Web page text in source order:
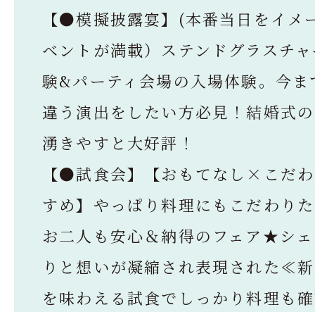
【●模擬披露宴】(本番当日をイメ
ベントが満載）ステンドグラスチ
験&パーティ会場の入場体験。今
違う演出をしたい方必見！結婚式
湧きやすと大好評！
【●試食会】【おもてなし×こだ
すめ】やっぱり料理にもこだわり
お二人も安心＆納得のフェア★シ
りと想いが凝縮され表現された≪
を味わえる試食でしっかり料理も